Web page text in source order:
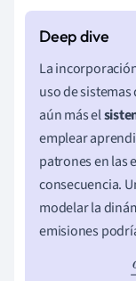
La
uso de
aún más el
emplear
patrones en las
consecuencia.
modelar la
emisiones